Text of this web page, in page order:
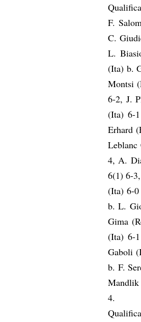
F.
C.
L.
(Ita) b.
Montsi
6-2, J.
(Ita) 6-
Erhard
Leblanc
4, A.
6(1) 6-
(Ita) 6-
b. L.
Gima
(Ita) 6-
Gaboli
b. F.
Mandlik
4.